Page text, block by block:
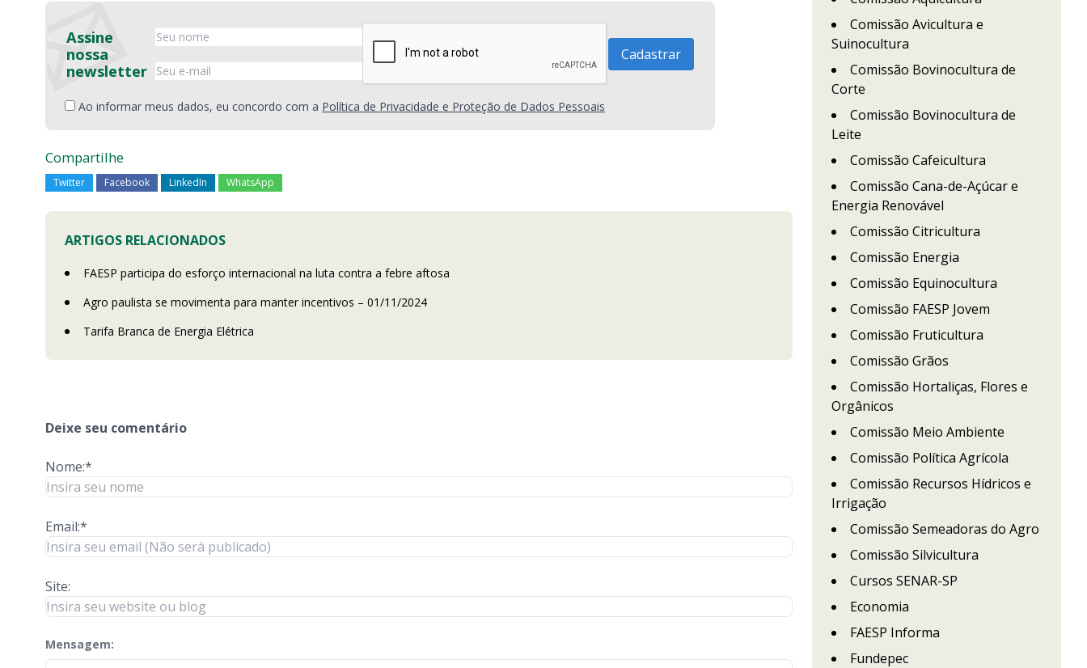
Assine
nossa
newsletter
Ao informar meus dados, eu concordo com a Política de Privacidade e Proteção de Dados Pessoais
Compartilhe
Twitter Facebook LinkedIn WhatsApp
ARTIGOS RELACIONADOS
FAESP participa do esforço internacional na luta contra a febre aftosa
Agro paulista se movimenta para manter incentivos – 01/11/2024
Tarifa Branca de Energia Elétrica
Deixe seu comentário
Nome:*
Email:*
Site:
Mensagem:
check-terms
Comissão Avicultura e
Suinocultura
Comissão Bovinocultura de
Corte
Comissão Bovinocultura de
Leite
Comissão Cafeicultura
Comissão Cana-de-Açúcar e
Energia Renovável
Comissão Citricultura
Comissão Energia
Comissão Equinocultura
Comissão FAESP Jovem
Comissão Fruticultura
Comissão Grãos
Comissão Hortaliças, Flores e
Orgânicos
Comissão Meio Ambiente
Comissão Política Agrícola
Comissão Recursos Hídricos e
Irrigação
Comissão Semeadoras do Agro
Comissão Silvicultura
Cursos SENAR-SP
Economia
FAESP Informa
Fundepec